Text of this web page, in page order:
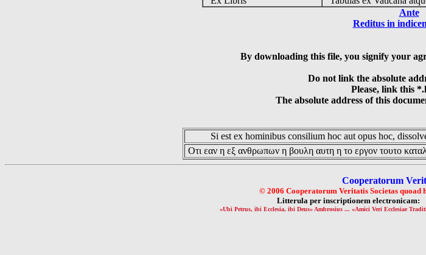
Ante
Reditus in
By downloading this file, you signify your
Do not link the absolute
Please, link this
The absolute address of this
Si est ex hominibus consilium hoc aut opus hoc,
Οτι εαν η εξ ανθρωπων η βουλη αυτη η το εργον τουτο
Cooperatorum
© 2006 Cooperatorum Veritatis Societas quoad
Litterula per inscriptionem electronicam:
«Ubi Petrus, ibi Ecclesia, ibi Deus» Ambrosius ... «Amici Veri Ecclesiae